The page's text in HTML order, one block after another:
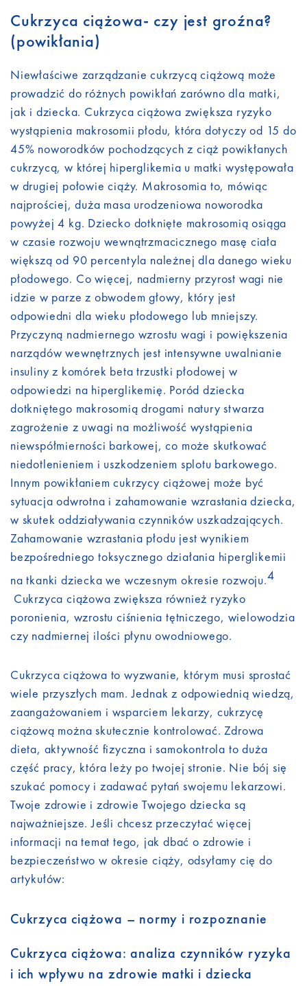
Cukrzyca ciążowa- czy jest groźna?
(powikłania)
Niewłaściwe zarządzanie cukrzycą ciążową może
prowadzić do różnych powikłań zarówno dla matki,
jak i dziecka. Cukrzyca ciążowa zwiększa ryzyko
wystąpienia makrosomii płodu, która dotyczy od 15 do
45% noworodków pochodzących z ciąż powikłanych
cukrzycą, w której hiperglikemia u matki występowała
w drugiej połowie ciąży. Makrosomia to, mówiąc
najprościej, duża masa urodzeniowa noworodka
powyżej 4 kg. Dziecko dotknięte makrosomią osiąga
w czasie rozwoju wewnątrzmacicznego masę ciała
większą od 90 percentyla należnej dla danego wieku
płodowego. Co więcej, nadmierny przyrost wagi nie
idzie w parze z obwodem głowy, który jest
odpowiedni dla wieku płodowego lub mniejszy.
Przyczyną nadmiernego wzrostu wagi i powiększenia
narządów wewnętrznych jest intensywne uwalnianie
insuliny z komórek beta trzustki płodowej w
odpowiedzi na hiperglikemię. Poród dziecka
dotkniętego makrosomią drogami natury stwarza
zagrożenie z uwagi na możliwość wystąpienia
niewspółmierności barkowej, co może skutkować
niedotlenieniem i uszkodzeniem splotu barkowego.
Innym powikłaniem cukrzycy ciążowej może być
sytuacja odwrotna i zahamowanie wzrastania dziecka,
w skutek oddziaływania czynników uszkadzających.
Zahamowanie wzrastania płodu jest wynikiem
bezpośredniego toksycznego działania hiperglikemii
na tkanki dziecka we wczesnym okresie rozwoju.4
Cukrzyca ciążowa zwiększa również ryzyko
poronienia, wzrostu ciśnienia tętniczego, wielowodzia
czy nadmiernej ilości płynu owodniowego.
Cukrzyca ciążowa to wyzwanie, którym musi sprostać
wiele przyszłych mam. Jednak z odpowiednią wiedzą,
zaangażowaniem i wsparciem lekarzy, cukrzycę
ciążową można skutecznie kontrolować. Zdrowa
dieta, aktywność fizyczna i samokontrola to duża
część pracy, która leży po twojej stronie. Nie bój się
szukać pomocy i zadawać pytań swojemu lekarzowi.
Twoje zdrowie i zdrowie Twojego dziecka są
najważniejsze. Jeśli chcesz przeczytać więcej
informacji na temat tego, jak dbać o zdrowie i
bezpieczeństwo w okresie ciąży, odsyłamy cię do
artykułów:
Cukrzyca ciążowa – normy i rozpoznanie
Cukrzyca ciążowa: analiza czynników ryzyka
i ich wpływu na zdrowie matki i dziecka